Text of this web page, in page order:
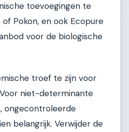
toevoegingen te
Pokon, en ook Ecopure
voor de biologische
troef te zijn voor
niet-determinante
ongecontroleerde
belangrijk. Verwijder de